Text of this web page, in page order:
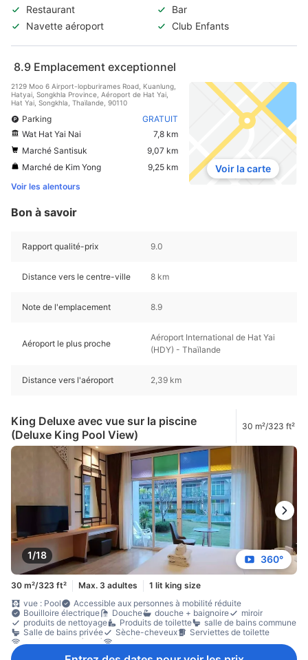
Restaurant
Bar
Navette aéroport
Club Enfants
8.9 Emplacement exceptionnel
2129 Moo 6 Airport-lopburirames Road, Kuanlung,
Hatyai, Songkhla Province, Aéroport de Hat Yai,
Hat Yai, Songkhla, Thaïlande, 90110
Parking
GRATUIT
Wat Hat Yai Nai
7,8 km
Marché Santisuk
9,07 km
Marché de Kim Yong
9,25 km
Voir les alentours
Voir la carte
Bon à savoir
Rapport qualité-prix 9.0
Distance vers le centre-ville 8 km
Note de l'emplacement 8.9
Aéroport le plus proche
Aéroport International de Hat Yai
(HDY) - Thaïlande
Distance vers l'aéroport 2,39 km
King Deluxe avec vue sur la piscine
(Deluxe King Pool View)
30 m²/323 ft²
1/18 360°
30 m²/323 ft² Max. 3 adultes
1 lit king size
vue : Pool
Accessible aux personnes à mobilité réduite
Bouilloire électrique
Douche douche + baignoire
miroir
produits de nettoyage
Produits de toilette
salle de bains commune
Salle de bains privée
Sèche-cheveux
Serviettes de toilette
accès internet (LAN)
Accès internet (sans fil)